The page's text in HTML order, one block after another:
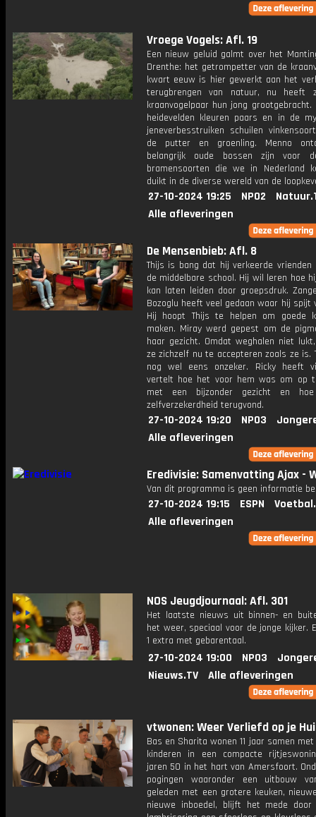
Vroege Vogels: Afl. 19
Een nieuw geluid galmt over het
Drenthe: het getrompetter van de
kwart eeuw is hier gewerkt aan het
terugbrengen van natuur, nu heeft
kraanvogelpaar hun jong grootgebracht.
heidevelden kleuren paars en in de
jeneverbesstruiken schuilen
de putter en groenling. Menno
belangrijk oude bossen zijn voor
bramensoorten die we in Nederland
duikt in de diverse wereld van de
27-10-2024 19:25 NPO2
Alle afleveringen
De Mensenbieb: Afl. 8
Thijs is bang dat hij verkeerde vrienden
de middelbare school. Hij wil leren hoe
kan laten leiden door groepsdruk.
Bozoglu heeft veel gedaan waar hij spijt
Hij hoopt Thijs te helpen om goede
maken. Miray werd gepest om de
haar gezicht. Omdat weghalen niet
ze zichzelf nu te accepteren zoals ze is.
nog wel eens onzeker. Ricky heeft
vertelt hoe het voor hem was om op
met een bijzonder gezicht en
zelfverzekerdheid terugvond.
27-10-2024 19:20 NPO3
Alle afleveringen
Eredivisie: Samenvatting Ajax -
Van dit programma is geen informatie
27-10-2024 19:15 ESPN
Alle afleveringen
NOS Jeugdjournaal: Afl. 301
Het laatste nieuws uit binnen- en
het weer, speciaal voor de jonge kijker.
1 extra met gebarentaal.
27-10-2024 19:00 NPO3
Nieuws.TV
Alle afleveringen
vtwonen: Weer Verliefd op je
Bas en Sharita wonen 11 jaar samen
kinderen in een compacte
jaren 50 in het hart van Amersfoort.
pogingen waaronder een uitbouw
geleden met een grotere keuken,
nieuwe inboedel, blijft het mede